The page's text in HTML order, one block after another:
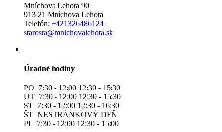
Mníchova Lehota 90
913 21 Mníchova Lehota
Telefón: +421326486124
starosta@mnichovalehota.sk
Úradné hodiny
PO 7:30 - 12:00 12:30 - 15:30
UT 7:30 - 12:00 12:30 - 15:30
ST 7:30 - 12:00 12:30 - 16:30
ŠT NESTRÁNKOVÝ DEŇ
PI 7:30 - 12:00 12:30 - 15:00